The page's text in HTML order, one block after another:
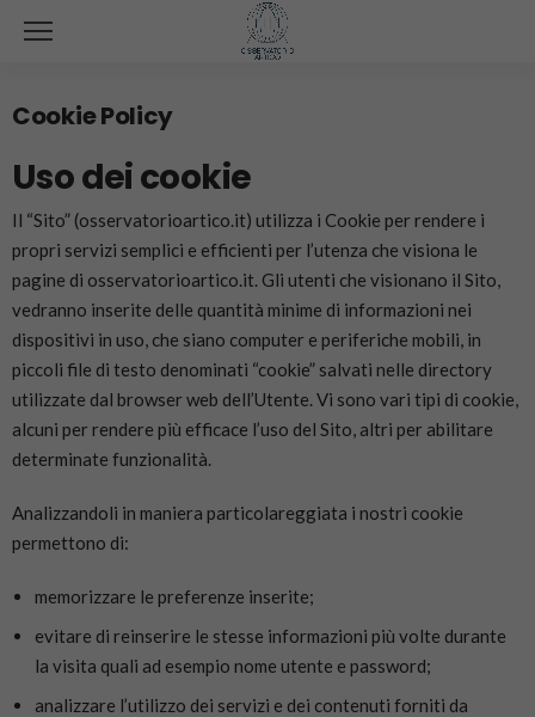
Cookie Policy
Uso dei cookie
Il “Sito” (osservatorioartico.it) utilizza i Cookie per rendere i
propri servizi semplici e efficienti per l’utenza che visiona le
pagine di osservatorioartico.it. Gli utenti che visionano il Sito,
vedranno inserite delle quantità minime di informazioni nei
dispositivi in uso, che siano computer e periferiche mobili, in
piccoli file di testo denominati “cookie” salvati nelle directory
utilizzate dal browser web dell’Utente. Vi sono vari tipi di cookie,
alcuni per rendere più efficace l’uso del Sito, altri per abilitare
determinate funzionalità.
Analizzandoli in maniera particolareggiata i nostri cookie
permettono di:
memorizzare le preferenze inserite;
evitare di reinserire le stesse informazioni più volte durante
la visita quali ad esempio nome utente e password;
analizzare l’utilizzo dei servizi e dei contenuti forniti da